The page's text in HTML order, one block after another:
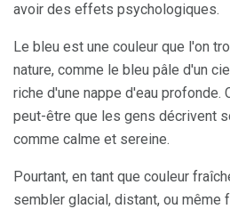
avoir des effets psychologiques.
Le bleu est une couleur que l'on
nature, comme le bleu pâle d'un
riche d'une nappe d'eau profonde.
peut-être que les gens décrivent
comme calme et sereine.
Pourtant, en tant que couleur
sembler glacial, distant, ou même